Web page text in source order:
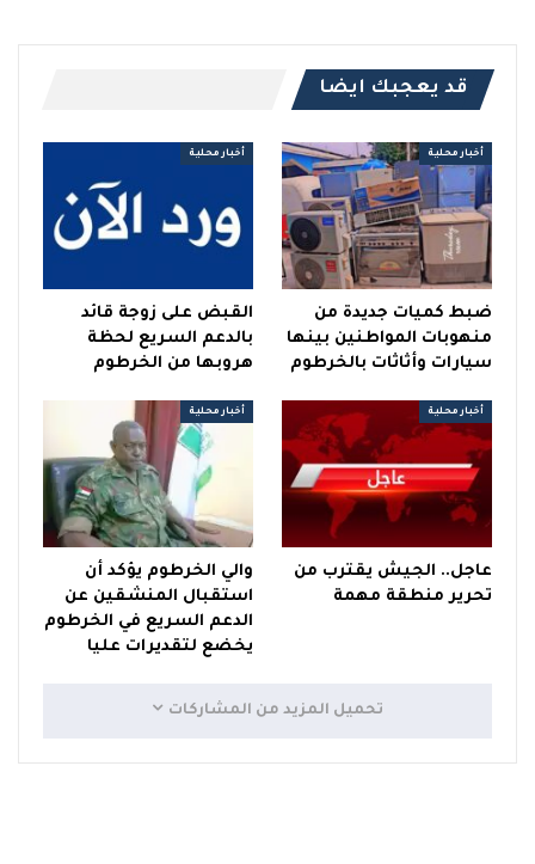
قد يعجبك ايضا
أخبار محلية
ضبط كميات جديدة من
منهوبات المواطنين بينها
سيارات وأثاثات بالخرطوم
أخبار محلية
القبض على زوجة قائد
بالدعم السريع لحظة
هروبها من الخرطوم
أخبار محلية
عاجل.. الجيش يقترب من
تحرير منطقة مهمة
أخبار محلية
والي الخرطوم يؤكد أن
استقبال المنشقين عن
الدعم السريع في الخرطوم
يخضع لتقديرات عليا
تحميل المزيد من المشاركات